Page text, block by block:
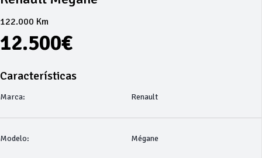
122.000 Km
12.500€
Características
Marca: Renault
Modelo: Mégane